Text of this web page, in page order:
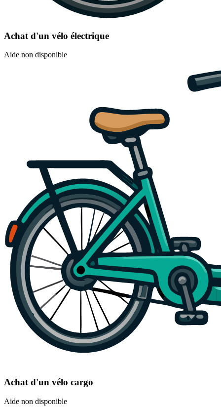
Achat d'un vélo électrique
Aide non disponible
Achat d'un vélo cargo
Aide non disponible